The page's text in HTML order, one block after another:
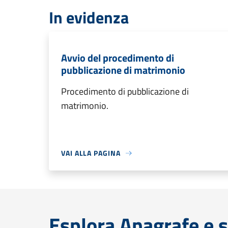
In evidenza
Avvio del procedimento di
pubblicazione di matrimonio
Procedimento di pubblicazione di
matrimonio.
VAI ALLA PAGINA